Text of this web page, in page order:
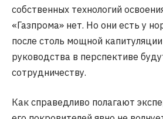
собственных технологий
«Газпрома» нет. Но они есть у
после столь мощной
руководства в перспективе
сотрудничеству.
Как справедливо полагают